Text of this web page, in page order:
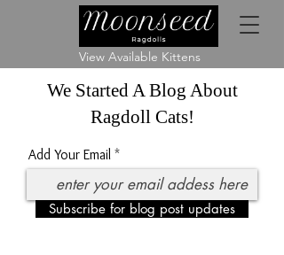
View Available Kittens
We Started A Blog About
Ragdoll Cats!
Add Your Email
Subscribe for blog post updates